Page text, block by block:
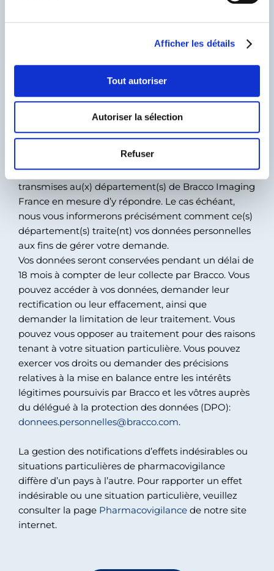
n
Afficher les détails
Tout autoriser
Autoriser la sélection
Refuser
votre demande, allonger les délais de réponse et/ou
(maison mère basée en Europe), ainsi qu’aux
prestataires (basés en France ou en Europe) en
charge de l’hébergement, la gestion et la
maintenance du site internet Bracco et de l’outil de
suivre et traiter les demandes soumises via le
Selon l’objet de votre demande, vos données seront
transmises au(x) département(s) de Bracco Imaging
France en mesure d’y répondre. Le cas échéant,
nous vous informerons précisément comment ce(s)
département(s) traite(nt) vos données personnelles
aux fins de gérer votre demande.
Vos données seront conservées pendant un délai de
18 mois à compter de leur collecte par Bracco. Vous
pouvez accéder à vos données, demander leur
rectification ou leur effacement, ainsi que
demander la limitation de leur traitement. Vous
pouvez vous opposer au traitement pour des raisons
tenant à votre situation particulière. Vous pouvez
exercer vos droits ou demander des précisions
relatives à la mise en balance entre les intérêts
légitimes poursuivis par Bracco et les vôtres auprès
du délégué à la protection des données (DPO):
donnees.personnelles@bracco.com.
La gestion des notifications d’effets indésirables ou
situations particulières de pharmacovigilance
diffère d’un pays à l’autre. Pour rapporter un effet
indésirable ou une situation particulière, veuillez
consulter la page Pharmacovigilance de notre site
internet.